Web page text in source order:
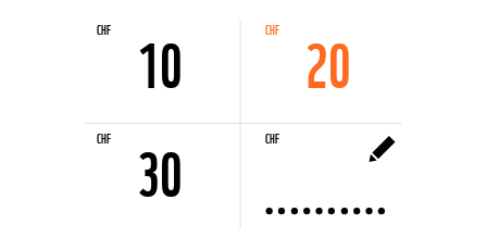
CHF 10 CHF 20
CHF 30 CHF
Anderer
Betrag